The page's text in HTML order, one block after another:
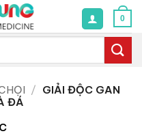
0
/ GIẢI ĐỘC GAN
ĐÁ